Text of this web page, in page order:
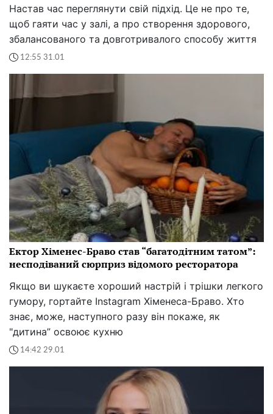
Настав час переглянути свій підхід. Це не про те,
щоб гаяти час у залі, а про створення здорового,
збалансованого та довготривалого способу життя
12:55 31.01
Ектор Хіменес-Браво став “багатодітним татом”:
несподіваний сюрприз відомого ресторатора
Якщо ви шукаєте хороший настрій і трішки легкого
гумору, гортайте Instagram Хіменеса-Браво. Хто
знає, може, наступного разу він покаже, як
"дитина” освоює кухню
14:42 29.01